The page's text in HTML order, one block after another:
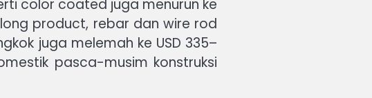
color coated juga menurun ke
long product, rebar dan wire rod
juga melemah ke USD 335–
pasca-musim konstruksi